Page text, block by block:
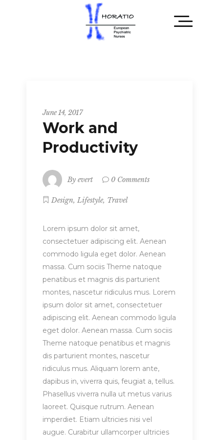
June 14, 2017
Work and
Productivity
By evert 0 Comments
Design, Lifestyle, Travel
Lorem ipsum dolor sit amet,
consectetuer adipiscing elit. Aenean
commodo ligula eget dolor. Aenean
massa. Cum sociis Theme natoque
penatibus et magnis dis parturient
montes, nascetur ridiculus mus. Lorem
ipsum dolor sit amet, consectetuer
adipiscing elit. Aenean commodo ligula
eget dolor. Aenean massa. Cum sociis
Theme natoque penatibus et magnis
dis parturient montes, nascetur
ridiculus mus. Aliquam lorem ante,
dapibus in, viverra quis, feugiat a, tellus.
Phasellus viverra nulla ut metus varius
laoreet. Quisque rutrum. Aenean
imperdiet. Etiam ultricies nisi vel
augue. Curabitur ullamcorper ultricies